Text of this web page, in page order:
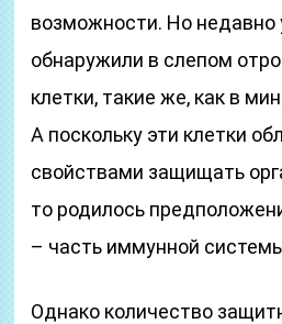
возможности. Но недавно
обнаружили в слепом
клетки, такие же, как в
А поскольку эти клетки
свойствами защищать
то родилось
– часть иммунной
Однако количество